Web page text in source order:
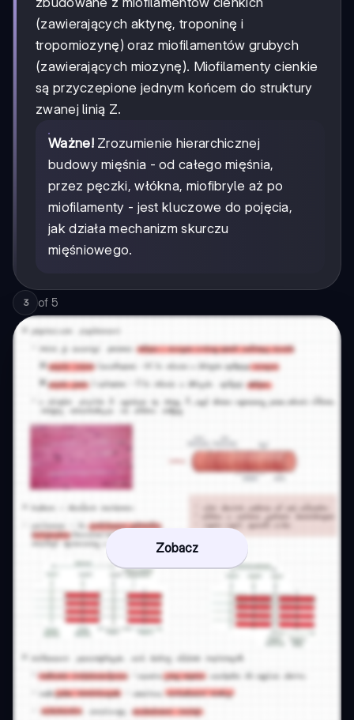
(zawierających aktynę, troponinę i
tropomiozynę) oraz miofilamentów grubych
(zawierających miozynę). Miofilamenty cienkie
są przyczepione jednym końcem do struktury
zwanej linią Z.
Ważne!Zrozumienie hierarchicznej
budowy mięśnia - od całego mięśnia,
przez pęczki, włókna, miofibryle aż po
miofilamenty - jest kluczowe do pojęcia,
jak działa mechanizm skurczu
mięśniowego.
3 of 5
Zobacz